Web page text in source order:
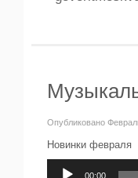
Опубликовано
Новинки февраля
00:00